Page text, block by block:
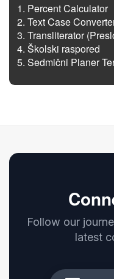
Percent Calculator
Text Case
Transliterator
Školski raspored
Sedmični Planer
Follow our
latest